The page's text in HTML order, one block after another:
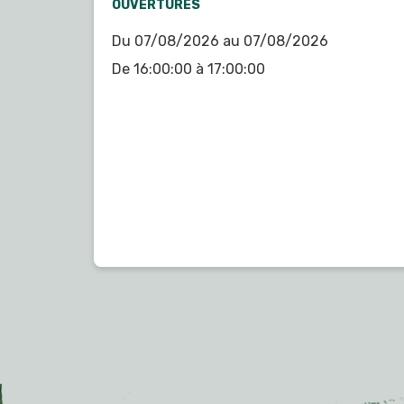
OUVERTURES
Du 07/08/2026 au 07/08/2026
De 16:00:00 à 17:00:00